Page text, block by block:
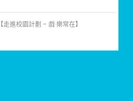
【走進校園計劃 – 戲·樂常在】